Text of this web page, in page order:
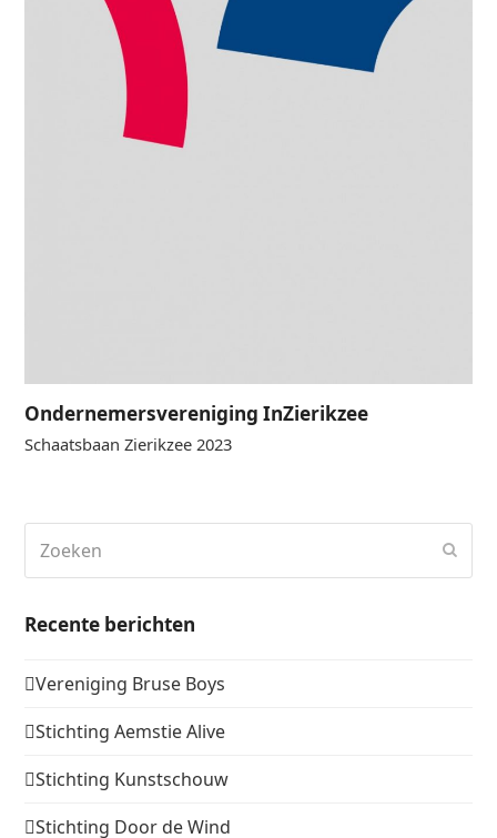
Ondernemersvereniging InZierikzee
Schaatsbaan Zierikzee 2023
Recente berichten
Vereniging Bruse Boys
Stichting Aemstie Alive
Stichting Kunstschouw
Stichting Door de Wind